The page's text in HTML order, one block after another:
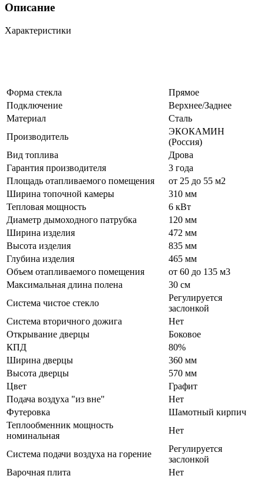
Описание
Характеристики
Форма стекла
Прямое
Подключение
Верхнее/Заднее
Материал
Сталь
Производитель
ЭКОКАМИН
(Россия)
Вид топлива
Дрова
Гарантия производителя
3 года
Площадь отапливаемого помещения
от 25 до 55 м2
Ширина топочной камеры
310 мм
Тепловая мощность
6 кВт
Диаметр дымоходного патрубка
120 мм
Ширина изделия
472 мм
Высота изделия
835 мм
Глубина изделия
465 мм
Объем отапливаемого помещения
от 60 до 135 м3
Максимальная длина полена
30 см
Система чистое стекло
Регулируется
заслонкой
Система вторичного дожига
Нет
Открывание дверцы
Боковое
КПД
80%
Ширина дверцы
360 мм
Высота дверцы
570 мм
Цвет
Графит
Подача воздуха "из вне"
Нет
Футеровка
Шамотный кирпич
Теплообменник мощность
номинальная
Нет
Система подачи воздуха на горение
Регулируется
заслонкой
Варочная плита
Нет